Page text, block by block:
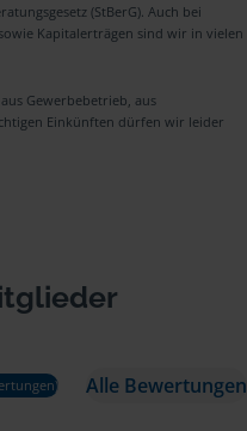
(StBerG). Auch bei
Kapitalerträgen sind wir in vielen
Gewerbebetrieb, aus
Einkünften dürfen wir leider
Alle Bewertungen